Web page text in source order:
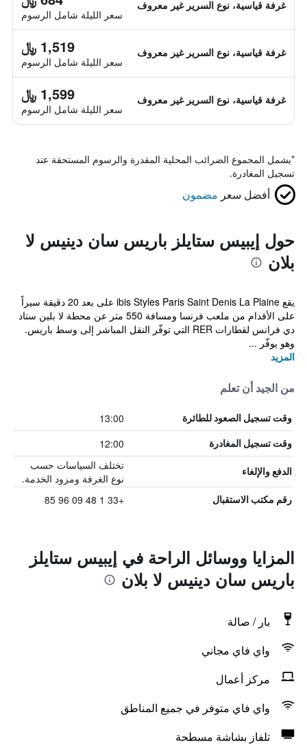
غرفة قياسية، نوع السرير غير معروف
سعر الليلة شامل الرسوم
غرفة قياسية، نوع السرير غير معروف 1,519 ﷼
سعر الليلة شامل الرسوم
غرفة قياسية، نوع السرير غير معروف 1,599 ﷼
سعر الليلة شامل الرسوم
*يشمل المجموع الضرائب المحلية المقدرة والرسوم المستحقة عند
تسجيل المغادرة.
أفضل سعر مضمون
حول إيبيس ستايلز باريس سان دينيس لا
بلان
يقع ibis Styles Paris Saint Denis La Plaine على بعد 20 دقيقة سيراً
على الأقدام من ملعب فرنسا ومسافة 550 متر عن محطة لا بلين ستاد
دي فرانس لقطارات RER التي توفّر النقل المباشر إلى وسط باريس.
وهو يوفّر ...
المزيد
من الجيد أن تعلم
وقت تسجيل الصعود للطائرة 13:00
وقت تسجيل المغادرة 12:00
الدفع والإلغاء
تختلف السياسات حسب
نوع الغرفة ومزود الخدمة.
رقم مكتب الاستقبال +33 1 48 09 96 85
المزايا ووسائل الراحة في إيبيس ستايلز
باريس سان دينيس لا بلان
بار / صالة
واي فاي مجاني
مركز أعمال
واي فاي متوفر في جميع المناطق
تلفاز بشاشة مسطحة